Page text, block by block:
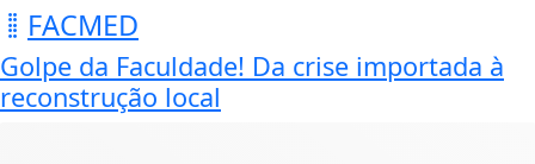
FACMED
Golpe da Faculdade! Da crise importada à
reconstrução local